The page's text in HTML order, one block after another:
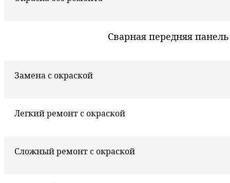
Сварная передняя панель
Замена с окраской
Легкий ремонт с окраской
Сложный ремонт с окраской